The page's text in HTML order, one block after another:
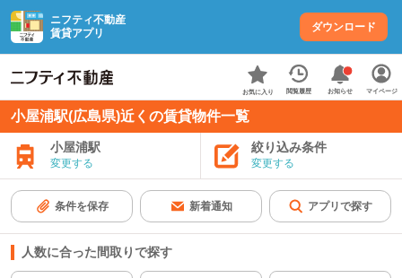
ニフティ不動産
賃貸アプリ
ダウンロード
お気に入り 閲覧履歴 お知らせ マイページ
小屋浦駅(広島県)近くの賃貸物件一覧
小屋浦駅
変更する
絞り込み条件
変更する
条件を保存 新着通知 アプリで探す
人数に合った間取りで探す